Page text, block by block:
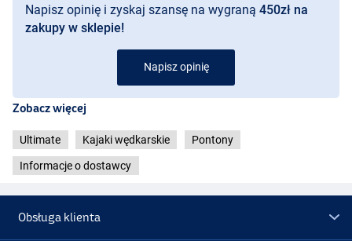
Napisz opinię i zyskaj szansę na wygraną 450zł na
zakupy w sklepie!
Napisz opinię
Zobacz więcej
Ultimate Kajaki wędkarskie Pontony
Informacje o dostawcy
Obsługa klienta